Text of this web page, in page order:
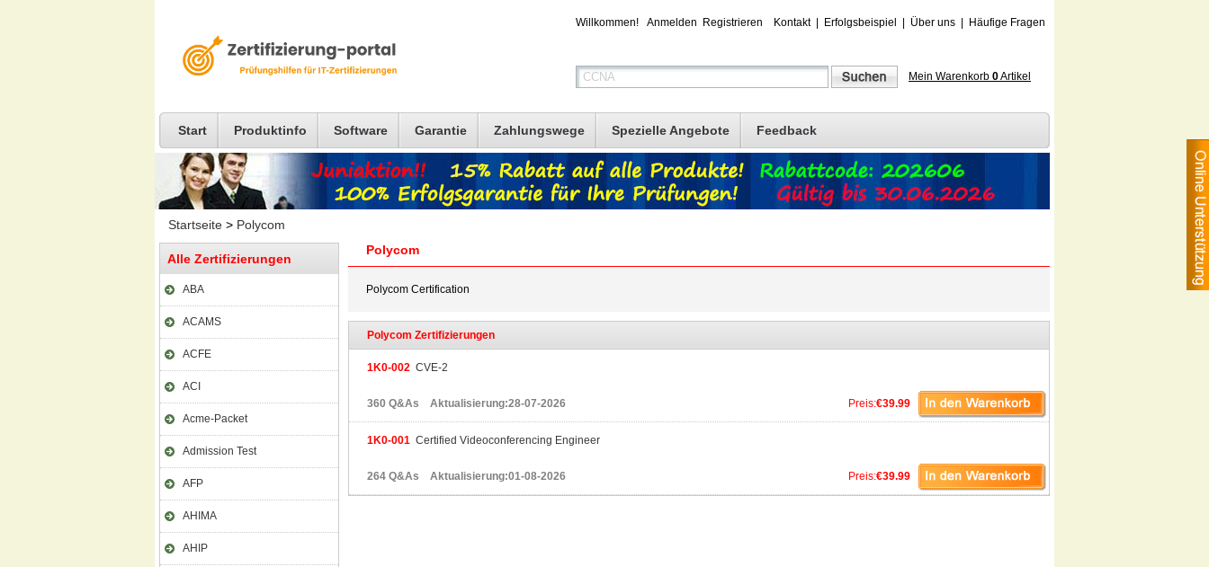
Willkommen! Anmelden Registrieren Kontakt| Erfolgsbeispiel Über uns Häufige Fragen
Mein Warenkorb 0Artikel
Start Produktinfo Software Garantie Zahlungswege Spezielle Angebote Feedback
Startseite > Polycom
Alle Zertifizierungen
ABA
ACAMS
ACFE
ACI
Acme-Packet
Admission Test
AFP
AHIMA
AHIP
Polycom
Polycom Certification
Polycom Zertifizierungen
1K0-002 CVE-2
Preis:€39.99
360 Q&As Aktualisierung:28-07-2026
1K0-001 Certified Videoconferencing Engineer
Preis:€39.99
264 Q&As Aktualisierung:01-08-2026